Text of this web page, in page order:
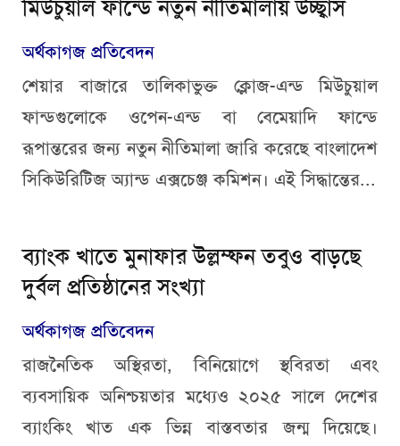
মিউচুয়াল ফান্ডে নতুন নীতিমালায় উচ্ছ্বাস
অর্থকাগজ প্রতিবেদন
শেয়ার বাজারে তালিকাভুক্ত ক্লোজ-এন্ড মিউচুয়াল
ফান্ডগুলোকে ওপেন-এন্ড বা বেমেয়াদি ফান্ডে
রূপান্তরের জন্য নতুন নীতিমালা জারি করেছেবাংলাদেশ
সিকিউরিটিজ অ্যান্ড এক্সচেঞ্জ কমিশন। এই সিদ্ধান্তের...
ব্যাংক খাতে মুনাফার উল্লম্ফন তবুও বাড়ছে
দুর্বল প্রতিষ্ঠানের সংখ্যা
অর্থকাগজ প্রতিবেদন
রাজনৈতিক অস্থিরতা, বিনিয়োগে স্থবিরতা এবং
ব্যবসায়িক অনিশ্চয়তার মধ্যেও ২০২৫ সালে দেশের
ব্যাংকিং খাত এক ভিন্ন বাস্তবতার জন্ম দিয়েছে।